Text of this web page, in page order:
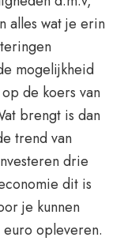
alles wat je erin
mogelijkheid
de koers van
brengt is dan
trend van
drie
dit is
je kunnen
opleveren.